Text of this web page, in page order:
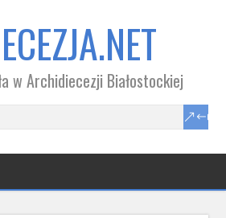
w Archidiecezji Białostockiej